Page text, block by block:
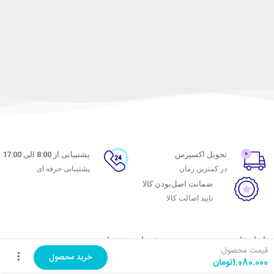
قیمت محصول:
تومان1.080.000 خرید محصول
تحویل اکسپرس
در کمترین زمان
پشتیبانی از 8:00 الی 17:00
پشتیبانی حرفه ای
ضمانت اصل‌بودن کالا
تایید اصالت کالا
با ماه خانوم
اتاق خبر ماه خانوم
خدمات مشتریان
پاسخ به پرسش‌های متداول